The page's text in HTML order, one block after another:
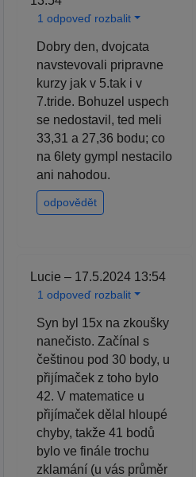
1 odpoveď rozbalit
Dobry den, dvojcata
navstevovali pripravne
kurzy jak v 5.tak i v
7.tride. Bohuzel uspech
se nedostavil, ted meli
33,31 a 27,36 bodu; co
na 6lety gympl nestacilo
ani nahodou.
odpovědět
Lucie – 17.5.2024 13:54
1 odpoveď rozbalit
Syn byl 15x na zkoušky
nanečisto. Začínal s
češtinou pod 30 body, u
přijímaček z toho bylo
42. V matematice u
přijímaček dělal hloupé
chyby, takže 41 bodů
bylo ve finále trochu
zklamání (u vás průměr